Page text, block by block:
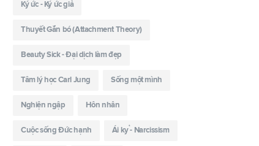
Ký ức - Ký ức giả
Thuyết Gắn bó (Attachment Theory)
Beauty Sick - Đại dịch làm đẹp
Tâm lý học Carl Jung Sống một mình
Nghiện ngập Hôn nhân
Cuộc sống Đức hạnh Ái kỷ - Narcissism